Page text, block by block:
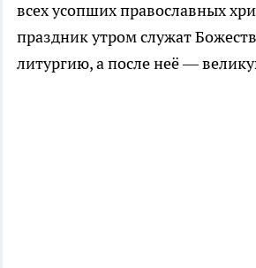
всех усопших православных
праздник утром служат
литургию, а после неё —